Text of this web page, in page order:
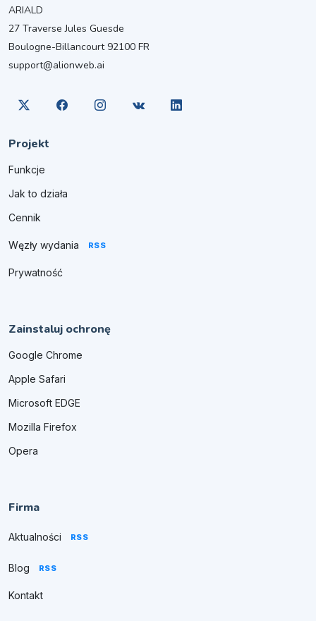
ARIALD
27 Traverse Jules Guesde
Boulogne-Billancourt 92100 FR
support@alionweb.ai
Projekt
Funkcje
Jak to działa
Cennik
Węzły wydania RSS
Prywatność
Zainstaluj ochronę
Google Chrome
Apple Safari
Microsoft EDGE
Mozilla Firefox
Opera
Firma
Aktualności RSS
Blog RSS
Kontakt